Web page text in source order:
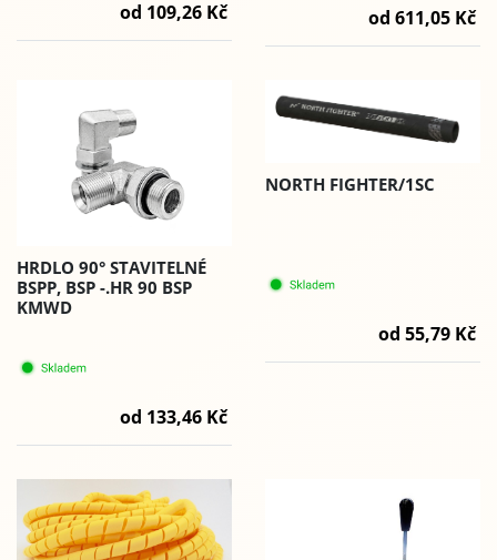
od 109,26 Kč od 611,05 Kč
HRDLO 90° STAVITELNÉ
BSPP, BSP -.HR 90 BSP
KMWD
od 133,46 Kč
NORTH FIGHTER/1SC
od 55,79 Kč